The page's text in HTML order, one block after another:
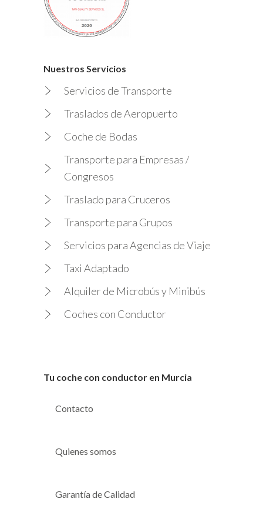
Nuestros Servicios
Servicios de Transporte
Traslados de Aeropuerto
Coche de Bodas
Transporte para Empresas /
Congresos
Traslado para Cruceros
Transporte para Grupos
Servicios para Agencias de Viaje
Taxi Adaptado
Alquiler de Microbús y Minibús
Coches con Conductor
Tu coche con conductor en Murcia
Contacto
Quienes somos
Garantía de Calidad